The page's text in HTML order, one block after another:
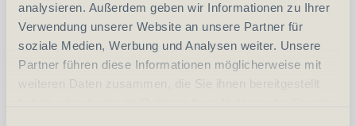
analysieren. Außerdem geben wir Informationen zu Ihrer
Verwendung unserer Website an unsere Partner für
soziale Medien, Werbung und Analysen weiter. Unsere
Partner führen diese Informationen möglicherweise mit
weiteren Daten zusammen, die Sie ihnen bereitgestellt
Erwerbsvoraussetzung:
Auszug aus dem Zentralstrafregister (ZSA)